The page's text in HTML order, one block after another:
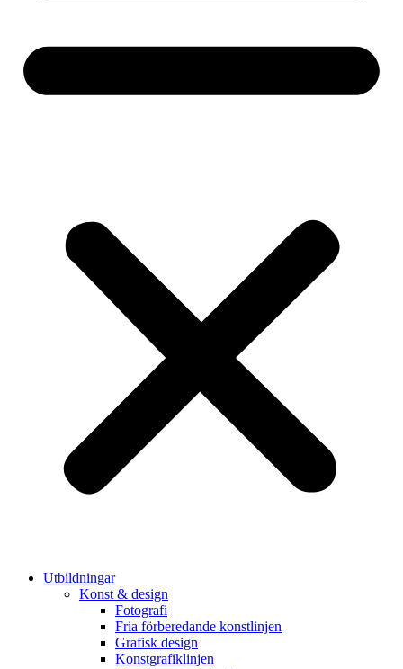
Utbildningar
Konst & design
Fotografi
Fria förberedande konstlinjen
Grafisk design
Konstgrafiklinjen